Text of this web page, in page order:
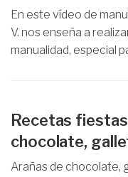
En este vídeo de
V. nos enseña a
manualidad, especial
Recetas
chocolate,
Arañas de chocolate,